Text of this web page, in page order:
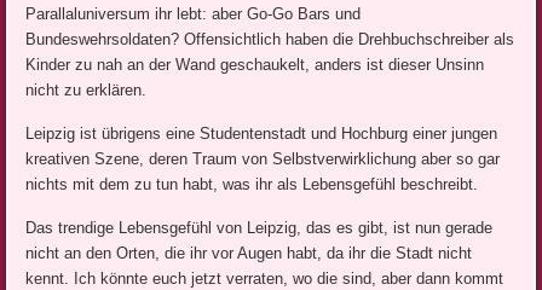
Parallaluniversum ihr lebt: aber Go-Go Bars und
Bundeswehrsoldaten? Offensichtlich haben die Drehbuchschreiber als
Kinder zu nah an der Wand geschaukelt, anders ist dieser Unsinn
nicht zu erklären.
Leipzig ist übrigens eine Studentenstadt und Hochburg einer jungen
kreativen Szene, deren Traum von Selbstverwirklichung aber so gar
nichts mit dem zu tun habt, was ihr als Lebensgefühl beschreibt.
Das trendige Lebensgefühl von Leipzig, das es gibt, ist nun gerade
nicht an den Orten, die ihr vor Augen habt, da ihr die Stadt nicht
kennt. Ich könnte euch jetzt verraten, wo die sind, aber dann kommt